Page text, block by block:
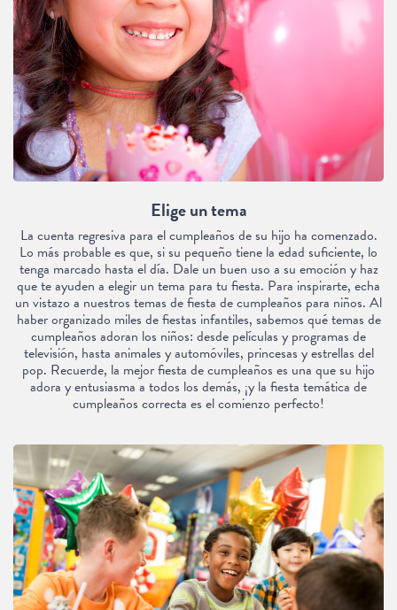
Elige un tema
La cuenta regresiva para el cumpleaños de su hijo ha comenzado.
Lo más probable es que, si su pequeño tiene la edad suficiente, lo
tenga marcado hasta el día. Dale un buen uso a su emoción y haz
que te ayuden a elegir un tema para tu fiesta. Para inspirarte, echa
un vistazo a nuestros temas de fiesta de cumpleaños para niños. Al
haber organizado miles de fiestas infantiles, sabemos qué temas de
cumpleaños adoran los niños: desde películas y programas de
televisión, hasta animales y automóviles, princesas y estrellas del
pop. Recuerde, la mejor fiesta de cumpleaños es una que su hijo
adora y entusiasma a todos los demás, ¡y la fiesta temática de
cumpleaños correcta es el comienzo perfecto!